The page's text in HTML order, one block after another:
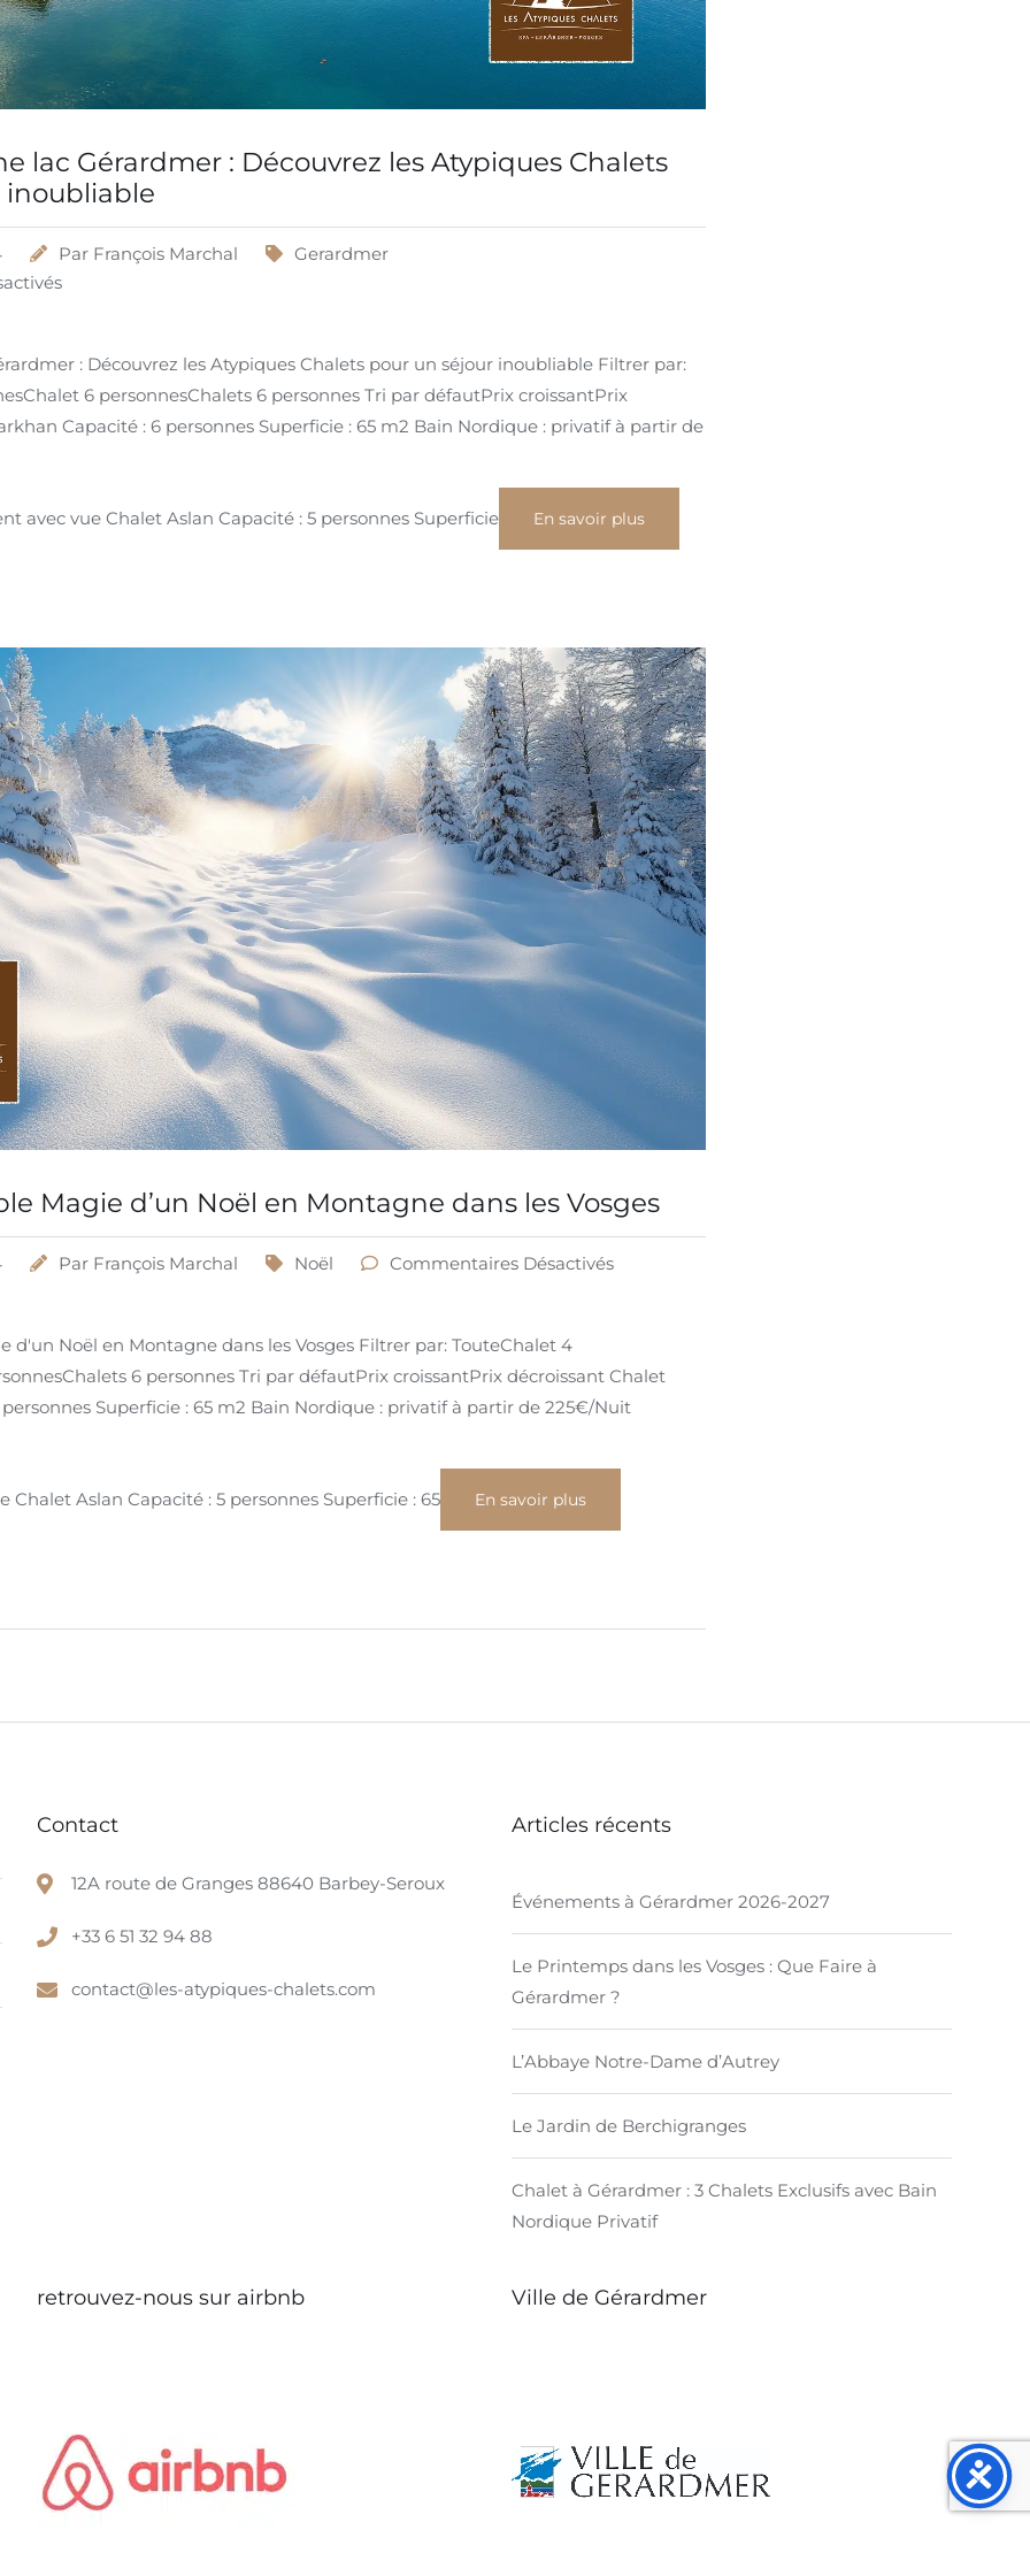
lac Gérardmer : Découvrez les Atypiques Chalets
inoubliable
Par François Marchal
Gerardmer
: Découvrez les Atypiques Chalets pour un séjour inoubliable Filtrer par:
6 personnesChalets 6 personnes Tri par défautPrix ​​croissantPrix
Capacité : 6 personnes Superficie : 65 m2 Bain Nordique : privatif à partir de
avec vue Chalet Aslan Capacité : 5 personnes Superficie En savoir plus
Magie d’un Noël en Montagne dans les Vosges
Par François Marchal Noël Commentaires Désactivés
d'un Noël en Montagne dans les Vosges Filtrer par: TouteChalet 4
6 personnes Tri par défautPrix ​​croissantPrix décroissant Chalet
Superficie : 65 m2 Bain Nordique : privatif à partir de 225€/Nuit
Chalet Aslan Capacité : 5 personnes Superficie : 65 En savoir plus
Contact
12A route de Granges 88640 Barbey-Seroux
+33 6 51 32 94 88
contact@les-atypiques-chalets.com
Articles récents
Événements à Gérardmer 2026-2027
Le Printemps dans les Vosges : Que Faire à
Gérardmer ?
L’Abbaye Notre-Dame d’Autrey
Le Jardin de Berchigranges
Chalet à Gérardmer : 3 Chalets Exclusifs avec Bain
Nordique Privatif
retrouvez-nous sur airbnb Ville de Gérardmer